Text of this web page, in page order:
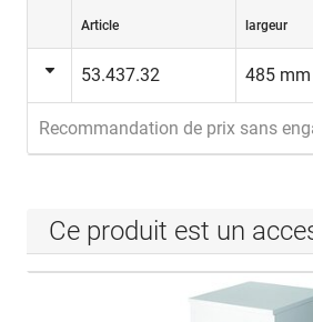
Article largeur
53.437.32 485 mm
Recommandation de prix sans
Ce produit est un